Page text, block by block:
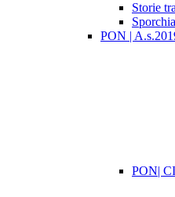
Storie
PON |
PON|